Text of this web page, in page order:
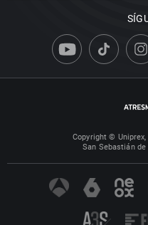
Copyright ©
San Sebastián